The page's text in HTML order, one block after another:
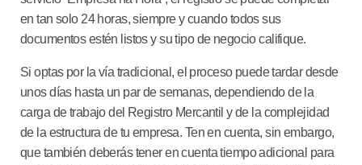
en tan solo 24 horas, siempre y cuando todos sus
documentos estén listos y su tipo de negocio califique.
Si optas por la vía tradicional, el proceso puede tardar desde
unos días hasta un par de semanas, dependiendo de la
carga de trabajo del Registro Mercantil y de la complejidad
de la estructura de tu empresa. Ten en cuenta, sin embargo,
que también deberás tener en cuenta tiempo adicional para